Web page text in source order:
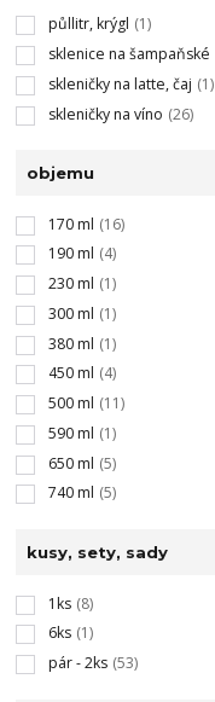
půllitr, krýgl (1)
sklenice na šampaňské
skleničky na latte, čaj (1)
skleničky na víno (26)
objemu
170 ml (16)
190 ml (4)
230 ml (1)
300 ml (1)
380 ml (1)
450 ml (4)
500 ml (11)
590 ml (1)
650 ml (5)
740 ml (5)
kusy, sety, sady
1ks (8)
6ks (1)
pár - 2ks (53)